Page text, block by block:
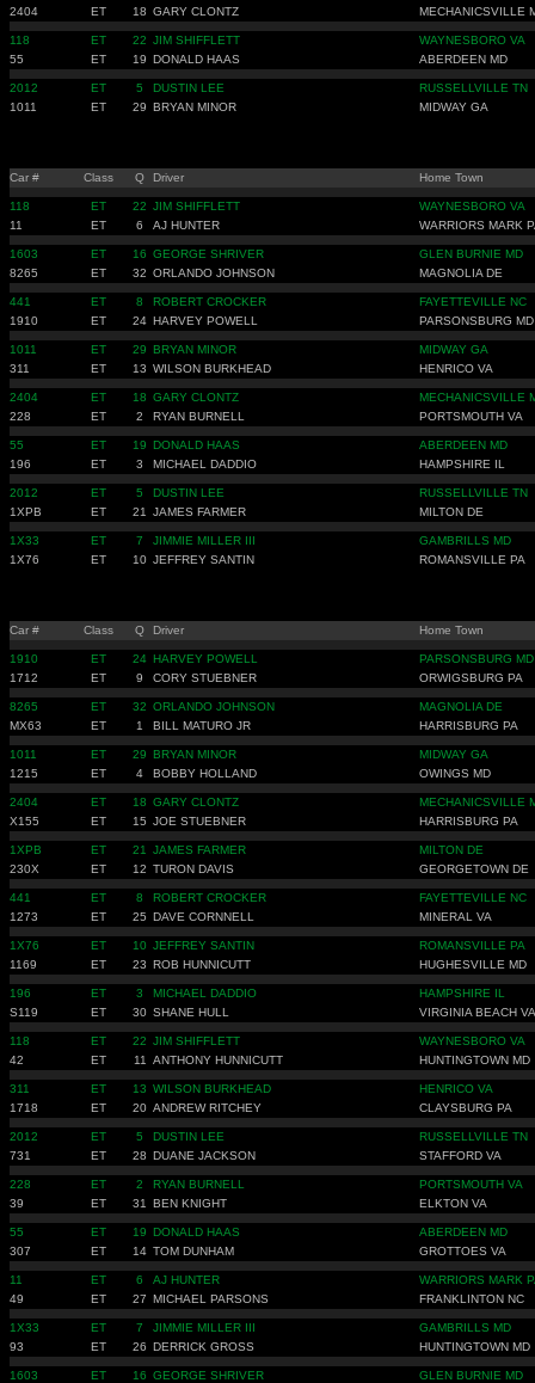
2404
ET 18 GARY CLONTZ MECHANICSVILLE
118 ET 22 JIM SHIFFLETT
WAYNESBORO VA
55
ET 19 DONALD HAAS ABERDEEN MD
2012 ET 5 DUSTIN LEE
RUSSELLVILLE TN
1011
ET 29 BRYAN MINOR MIDWAY GA
Car # Class Q Driver Home Town
118 ET 22 JIM SHIFFLETT
WAYNESBORO VA
11
ET 6 AJ HUNTER WARRIORS MARK
1603 ET 16 GEORGE SHRIVER
GLEN BURNIE MD
8265
ET 32 ORLANDO JOHNSON MAGNOLIA DE
441 ET 8 ROBERT CROCKER
FAYETTEVILLE NC
1910
ET 24 HARVEY POWELL PARSONSBURG MD
1011 ET 29 BRYAN MINOR
MIDWAY GA
311
ET 13 WILSON BURKHEAD HENRICO VA
2404 ET 18 GARY CLONTZ
MECHANICSVILLE
228
ET 2 RYAN BURNELL PORTSMOUTH VA
55 ET 19 DONALD HAAS
ABERDEEN MD
196
ET 3 MICHAEL DADDIO HAMPSHIRE IL
2012 ET 5 DUSTIN LEE
RUSSELLVILLE TN
1XPB
ET 21 JAMES FARMER MILTON DE
1X33 ET 7 JIMMIE MILLER III
GAMBRILLS MD
1X76
ET 10 JEFFREY SANTIN ROMANSVILLE PA
Car # Class Q Driver Home Town
1910 ET 24 HARVEY POWELL
PARSONSBURG MD
1712
ET 9 CORY STUEBNER ORWIGSBURG PA
8265 ET 32 ORLANDO JOHNSON
MAGNOLIA DE
MX63
ET 1 BILL MATURO JR HARRISBURG PA
1011 ET 29 BRYAN MINOR
MIDWAY GA
1215
ET 4 BOBBY HOLLAND OWINGS MD
2404 ET 18 GARY CLONTZ
MECHANICSVILLE
X155
ET 15 JOE STUEBNER HARRISBURG PA
1XPB ET 21 JAMES FARMER
MILTON DE
230X
ET 12 TURON DAVIS GEORGETOWN DE
441 ET 8 ROBERT CROCKER
FAYETTEVILLE NC
1273
ET 25 DAVE CORNNELL MINERAL VA
1X76 ET 10 JEFFREY SANTIN
ROMANSVILLE PA
1169
ET 23 ROB HUNNICUTT HUGHESVILLE MD
196 ET 3 MICHAEL DADDIO
HAMPSHIRE IL
S119
ET 30 SHANE HULL VIRGINIA BEACH VA
118 ET 22 JIM SHIFFLETT
WAYNESBORO VA
42
ET 11 ANTHONY HUNNICUTT HUNTINGTOWN MD
311 ET 13 WILSON BURKHEAD
HENRICO VA
1718
ET 20 ANDREW RITCHEY CLAYSBURG PA
2012 ET 5 DUSTIN LEE
RUSSELLVILLE TN
731
ET 28 DUANE JACKSON STAFFORD VA
228 ET 2 RYAN BURNELL
PORTSMOUTH VA
39
ET 31 BEN KNIGHT ELKTON VA
55 ET 19 DONALD HAAS
ABERDEEN MD
307
ET 14 TOM DUNHAM GROTTOES VA
11 ET 6 AJ HUNTER
WARRIORS MARK
49
ET 27 MICHAEL PARSONS FRANKLINTON NC
1X33 ET 7 JIMMIE MILLER III
GAMBRILLS MD
93
ET 26 DERRICK GROSS HUNTINGTOWN MD
1603 ET 16 GEORGE SHRIVER GLEN BURNIE MD